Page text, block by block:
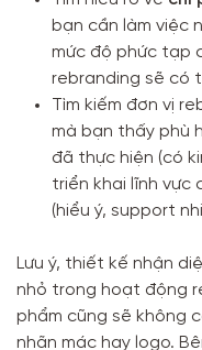
bạn cần làm việc
mức độ phức tạp
rebranding sẽ có
Tìm kiếm đơn vị
mà bạn thấy phù
đã thực hiện (có
triển khai lĩnh vực
(hiểu ý, support
Lưu ý, thiết kế nhận
nhỏ trong hoạt động
phẩm cũng sẽ không
nhãn mác hay logo.